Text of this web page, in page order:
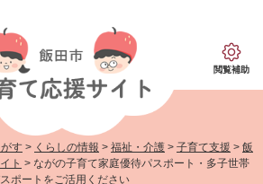
閲覧補助
す > くらしの情報 > 福祉・介護 > 子育て支援 > 飯
ト > ながの子育て家庭優待パスポート・多子世帯
ポートをご活用ください